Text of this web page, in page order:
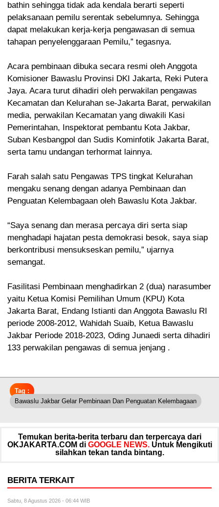
bathin sehingga tidak ada kendala berarti seperti
pelaksanaan pemilu serentak sebelumnya. Sehingga
dapat melakukan kerja-kerja pengawasan di semua
tahapan penyelenggaraan Pemilu,” tegasnya.
Acara pembinaan dibuka secara resmi oleh Anggota
Komisioner Bawaslu Provinsi DKI Jakarta, Reki Putera
Jaya. Acara turut dihadiri oleh perwakilan pengawas
Kecamatan dan Kelurahan se-Jakarta Barat, perwakilan
media, perwakilan Kecamatan yang diwakili Kasi
Pemerintahan, Inspektorat pembantu Kota Jakbar,
Suban Kesbangpol dan Sudis Kominfotik Jakarta Barat,
serta tamu undangan terhormat lainnya.
Farah salah satu Pengawas TPS tingkat Kelurahan
mengaku senang dengan adanya Pembinaan dan
Penguatan Kelembagaan oleh Bawaslu Kota Jakbar.
“Saya senang dan merasa percaya diri serta siap
menghadapi hajatan pesta demokrasi besok, saya siap
berkontribusi mensukseskan pemilu,” ujarnya
semangat.
Fasilitasi Pembinaan menghadirkan 2 (dua) narasumber
yaitu Ketua Komisi Pemilihan Umum (KPU) Kota
Jakarta Barat, Endang Istianti dan Anggota Bawaslu RI
periode 2008-2012, Wahidah Suaib, Ketua Bawaslu
Jakbar Periode 2018-2023, Oding Junaedi serta dihadiri
133 perwakilan pengawas di semua jenjang .
Tag :
Bawaslu Jakbar Gelar Pembinaan Dan Penguatan Kelembagaan
Temukan berita-berita terbaru dan terpercaya dari
OKJAKARTA.COM di GOOGLE NEWS. Untuk Mengikuti
silahkan tekan tanda bintang.
BERITA TERKAIT
Sabtu, 8 Agustus 2026 - 06:44 WIB